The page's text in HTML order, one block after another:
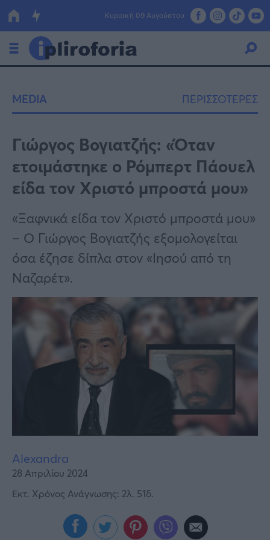
Κυριακή 09 Αυγούστου
Οικονομία
Πολιτική
Τράπεζες
Επιδοτήσεις
ΕΣΠΑ
Κόσμος
Lifestyle
Αθλητικά
Υγεία
Γυναίκα
Καιρός
MEDIA ΠΕΡΙΣΣΟΤΕΡΕΣ
Γιώργος Βογιατζής: «Όταν
ετοιμάστηκε ο Ρόμπερτ Πάουελ
είδα τον Χριστό μπροστά μου»
«Ξαφνικά είδα τον Χριστό μπροστά μου»
– Ο Γιώργος Βογιατζής εξομολογείται
όσα έζησε δίπλα στον «Ιησού από τη
Ναζαρέτ».
Alexandra
28 Απριλίου 2024
Εκτ. Χρόνος Ανάγνωσης: 2λ. 51δ.